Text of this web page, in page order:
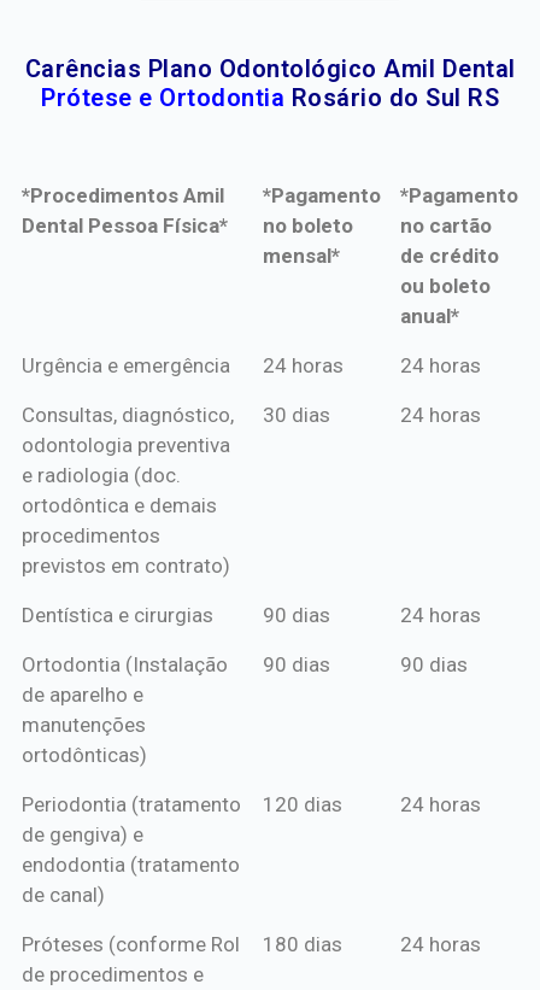
Carências Plano Odontológico Amil Dental
Prótese e Ortodontia Rosário do Sul RS
*Procedimentos Amil
Dental Pessoa Física*
*Pagamento
no boleto
mensal*
*Pagamento
no cartão
de crédito
ou boleto
anual*
*Procedimentos Amil
*Pagamento
mensal*
*Pagamento
de crédito
Urgência e emergência 24 horas 24 horas
Consultas, diagnóstico,
odontologia preventiva
e radiologia (doc.
ortodôntica e demais
procedimentos
previstos em contrato)
30 dias 24 horas
Dentística e cirurgias 90 dias 24 horas
Ortodontia (Instalação
de aparelho e
manutenções
ortodônticas)
90 dias 90 dias
Periodontia (tratamento
de gengiva) e
endodontia (tratamento
de canal)
120 dias 24 horas
Próteses (conforme Rol
de procedimentos e
180 dias 24 horas